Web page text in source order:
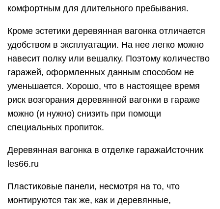
комфортным для длительного пребывания.
Кроме эстетики деревянная вагонка отличается
удобством в эксплуатации. На нее легко можно
навесит полку или вешалку. Поэтому количество
гаражей, оформленных данным способом не
уменьшается. Хорошо, что в настоящее время
риск возгорания деревянной вагонки в гараже
можно (и нужно) снизить при помощи
специальных пропиток.
Деревянная вагонка в отделке гаражаИсточник
les66.ru
Пластиковые панели, несмотря на то, что
монтируются так же, как и деревянные,